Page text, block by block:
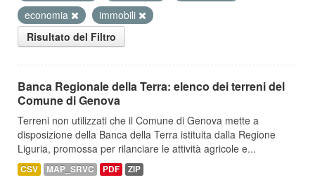
economia
immobili
Risultato del Filtro
Banca Regionale della Terra: elenco dei terreni del
Comune di Genova
Terreni non utilizzati che il Comune di Genova mette a
disposizione della Banca della Terra istituita dalla Regione
Liguria, promossa per rilanciare le attività agricole e...
CSV MAP_SRVC PDF ZIP